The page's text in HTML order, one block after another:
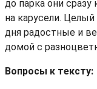
до парка они
на карусели.
дня радостные и
домой с
Вопросы к тексту: